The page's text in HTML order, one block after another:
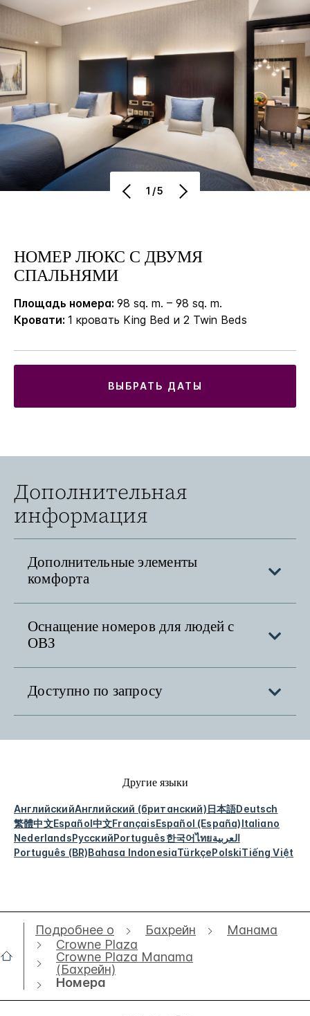
1/5
НОМЕР ЛЮКС С ДВУМЯ
СПАЛЬНЯМИ
Площадь номера: 98 sq. m. – 98 sq. m.
Кровати: 1 кровать King Bed и 2 Twin Beds
ВЫБРАТЬ ДАТЫ
Дополнительная
информация
Дополнительные элементы
комфорта
Оснащение номеров для людей с
ОВЗ
Доступно по запросу
Другие языки
АнглийскийАнглийский (британский)日本語Deutsch
繁體中文Español中文FrançaisEspañol (España)Italiano
NederlandsРусскийPortuguês한국어ไทยالعربية
Português (BR)Bahasa IndonesiaTürkçePolskiTiếng Việt
Подробнее о Бахрейн
Манама
Crowne Plaza
Crowne Plaza Manama
(Бахрейн)
Номера